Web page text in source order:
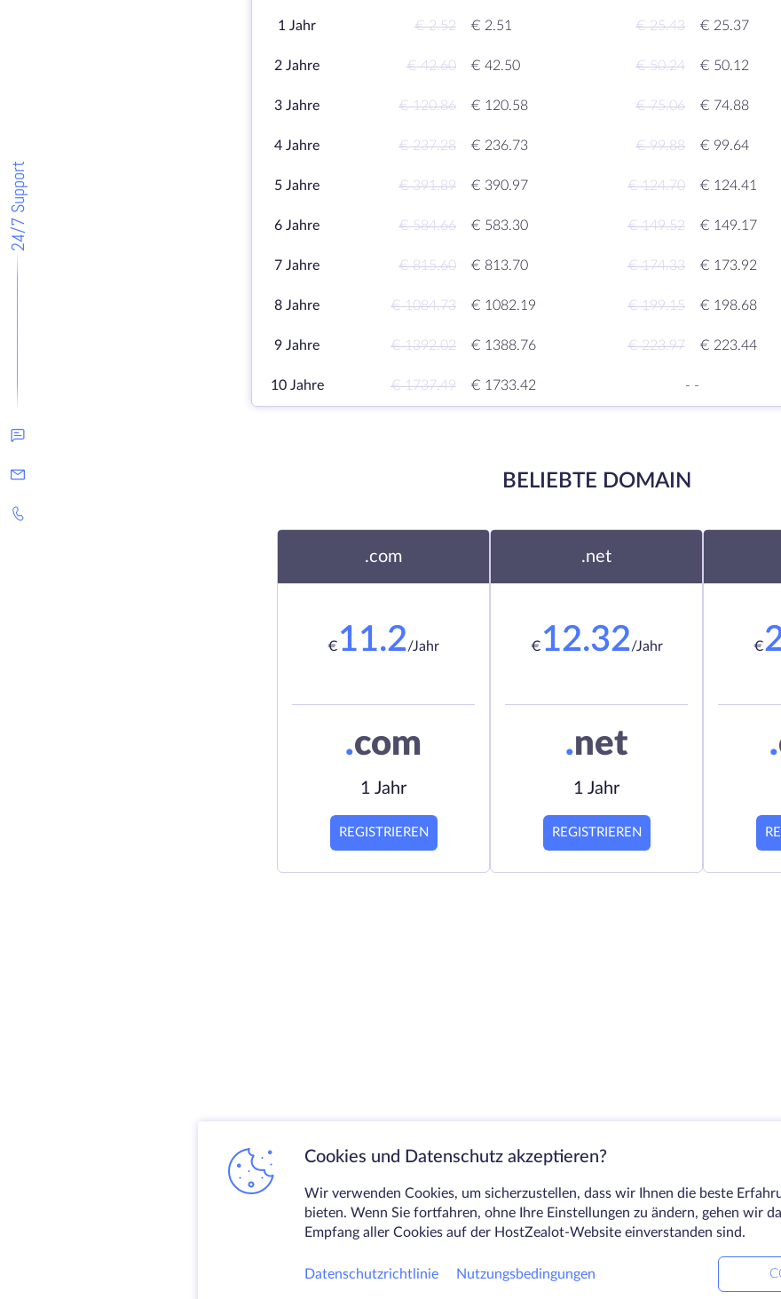
24/7 Support
1 Jahr € 2.52 € 2.51 € 25.43 € 25.37
2 Jahre € 42.60 € 42.50 € 50.24 € 50.12
3 Jahre € 120.86 € 120.58 € 75.06 € 74.88
4 Jahre € 237.28 € 236.73 € 99.88 € 99.64
5 Jahre € 391.89 € 390.97 € 124.70 € 124.41
6 Jahre € 584.66 € 583.30 € 149.52 € 149.17
7 Jahre € 815.60 € 813.70 € 174.33 € 173.92
8 Jahre € 1084.73 € 1082.19 € 199.15 € 198.68
9 Jahre € 1392.02 € 1388.76 € 223.97 € 223.44
10 Jahre € 1737.49 € 1733.42 - -
BELIEBTE DOMAIN
.com
€ 11.2/Jahr
.com
1 Jahr
REGISTRIEREN
.net
€ 12.32/Jahr
.net
1 Jahr
REGISTRIEREN
€
.
Cookies und Datenschutz akzeptieren?
Wir verwenden Cookies, um sicherzustellen, dass wir Ihnen die beste
bieten. Wenn Sie fortfahren, ohne Ihre Einstellungen zu ändern, gehen wir
Empfang aller Cookies auf der HostZealot-Website einverstanden sind.
Datenschutzrichtlinie Nutzungsbedingungen